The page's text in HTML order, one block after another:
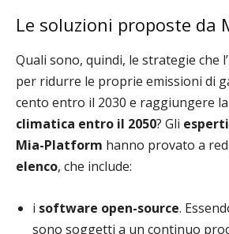
Le soluzioni proposte da
Quali sono, quindi, le strategie che
per ridurre le proprie emissioni di
cento entro il 2030 e raggiungere la
climatica entro il 2050? Gli
Mia-Platform hanno provato a
elenco, che include:
i software open-source.
sono soggetti a un continuo